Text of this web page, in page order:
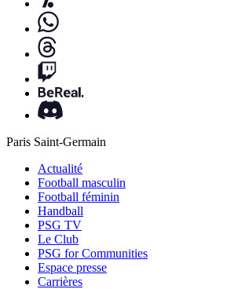
Paris Saint-Germain
Actualité
Football masculin
Football féminin
Handball
PSG TV
Le Club
PSG for Communities
Espace presse
Carrières